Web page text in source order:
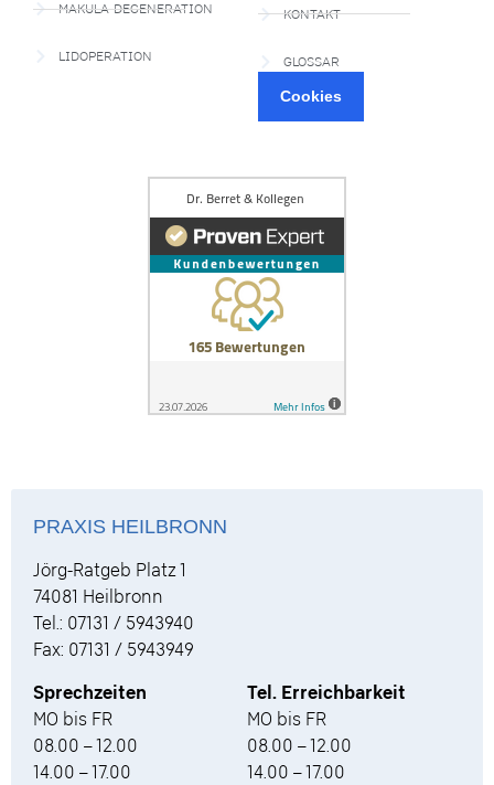
MAKULA-DEGENERATION
LIDOPERATION
KONTAKT
GLOSSAR
Cookies
PRAXIS HEILBRONN
Jörg-Ratgeb Platz 1
74081 Heilbronn
Tel.: 07131 / 5943940
Fax: 07131 / 5943949
Sprechzeiten
MO bis FR
08.00 – 12.00
14.00 – 17.00
Tel. Erreichbarkeit
MO bis FR
08.00 – 12.00
14.00 – 17.00